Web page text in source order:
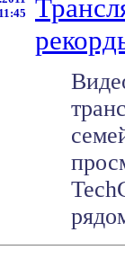
11:45